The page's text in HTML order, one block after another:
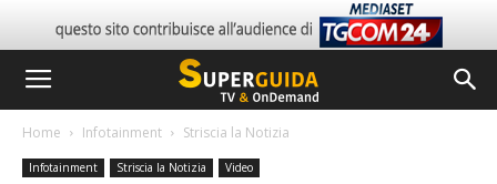
Home Infotainment Striscia la Notizia
Infotainment Striscia la Notizia Video